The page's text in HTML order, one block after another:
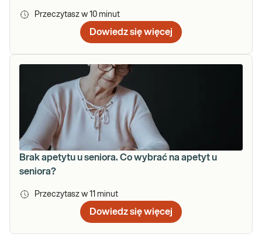
Przeczytasz w 10 minut
Dowiedz się więcej
Brak apetytu u seniora. Co wybrać na apetyt u
seniora?
Przeczytasz w 11 minut
Dowiedz się więcej